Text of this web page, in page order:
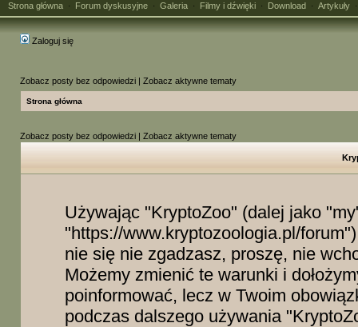
Strona główna · Forum dyskusyjne · Galeria · Filmy i dźwięki · Download · Artykuły
Zaloguj się
Zobacz posty bez odpowiedzi | Zobacz aktywne tematy
Strona główna
Zobacz posty bez odpowiedzi | Zobacz aktywne tematy
Używając "KryptoZoo" (dalej jako
"https://www.kryptozoologia.pl/
nie się nie zgadzasz, proszę, nie
Możemy zmienić te warunki i
poinformować, lecz w Twoim
podczas dalszego używania